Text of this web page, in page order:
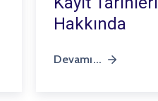
Hakkında
Devamı...